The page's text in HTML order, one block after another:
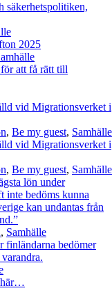
säkerhetspolitiken,
2025
att få rätt till
vid Migrationsverket i
, Be my guest, Samhälle
vid Migrationsverket i
, Be my guest, Samhälle
lön under
inte bedöms kunna
kan undantas från
, Samhälle
finländarna bedömer
här…